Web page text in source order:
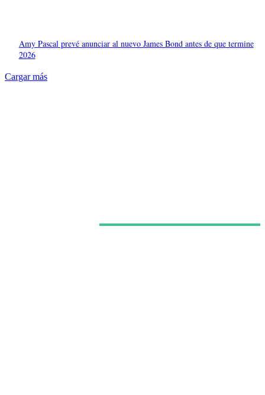
Amy Pascal prevé anunciar al nuevo James Bond antes de que termine
2026
Cargar más